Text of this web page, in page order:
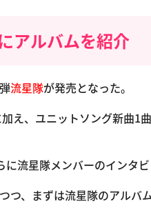
アルバムを紹介
流星隊が発売となった。
え、ユニットソング新曲1
流星隊メンバーのインタビ
つ、まずは流星隊のアルバ